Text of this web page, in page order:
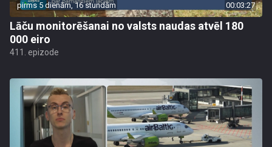
pirms 5 dienām, 16 stundām 00:03:27
Lāču monitorēšanai no valsts naudas atvēl 180
000 eiro
411. epizode